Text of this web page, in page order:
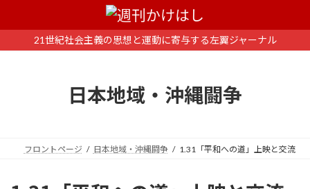
ン
ー
21世紀社会主義の思想と運動に寄与する左翼ジャーナル
日本地域・沖縄闘争
フロントページ 日本地域・沖縄闘争 1.31「平和への道」上映と交流